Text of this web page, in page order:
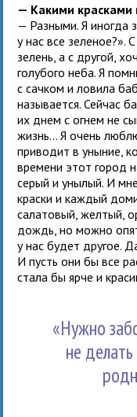
— Какими красками
— Разными. Я иногда
у нас все зеленое?».
зелень, а с другой,
голубого неба. Я
с сачком и ловила
называется. Сейчас
их днем с огнем не
жизнь... Я очень
приводит в уныние,
времени этот город
серый и унылый. И
краски и каждый
салатовый, желтый,
дождь, но можно
у нас будет другое.
И пусть они бы все
стала бы ярче и
«Нужно
не